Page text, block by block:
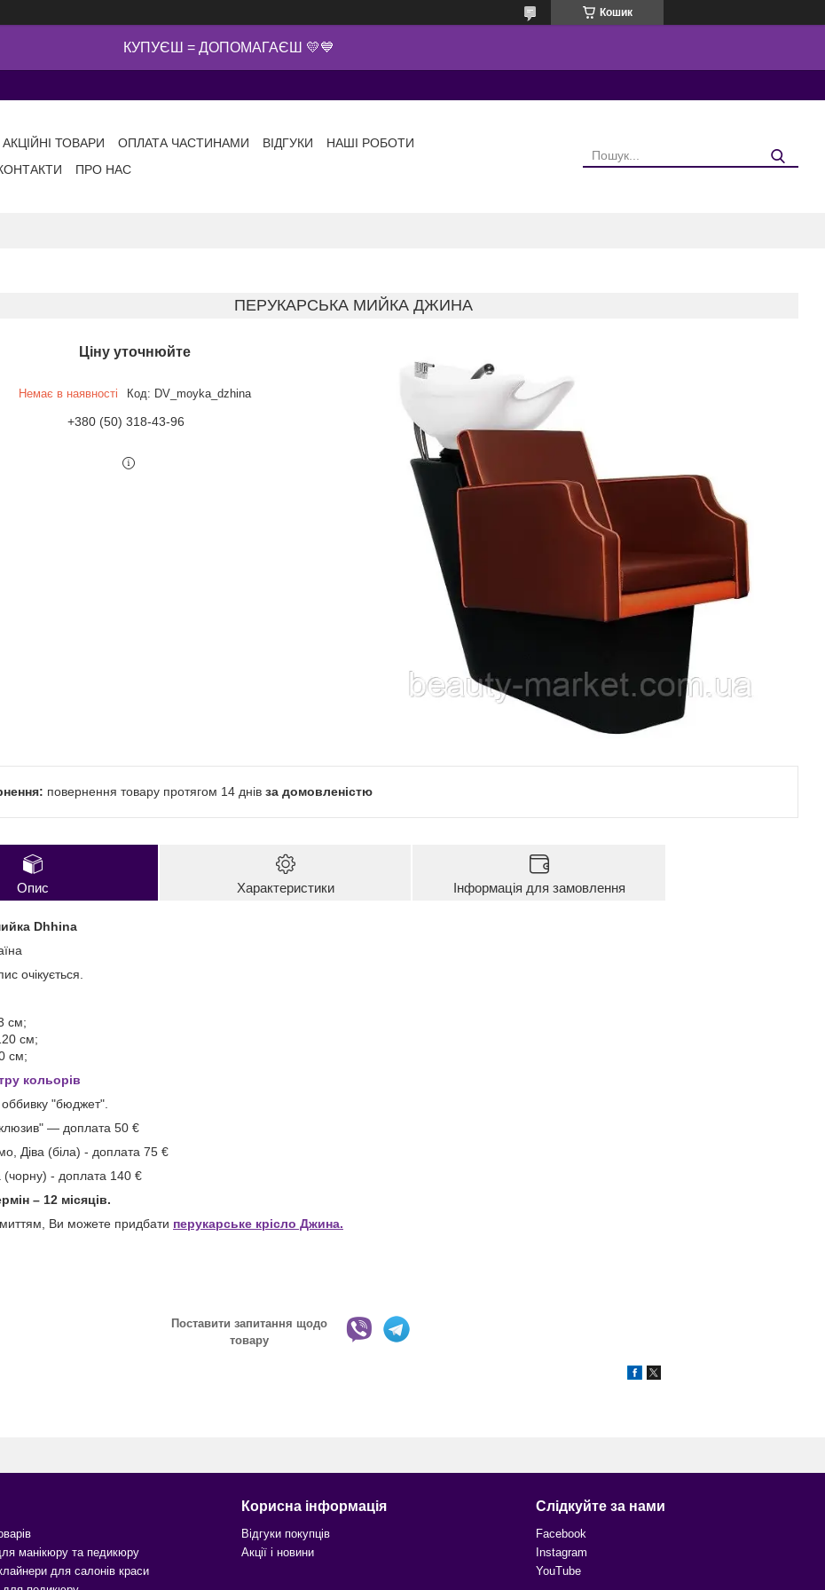
Кошик
КУПУЄШ = ДОПОМАГАЄШ 💛💙
АКЦІЙНІ ТОВАРИ ОПЛАТА ЧАСТИНАМИ ВІДГУКИ
НАШІ РОБОТИ
ПРО НАС
ПЕРУКАРСЬКА МИЙКА ДЖИНА
Ціну уточнюйте
Немає в наявності Код: DV_moyka_dzhina
+380 (50) 318-43-96
повернення товару протягом 14 днів за домовленістю
Опис Характеристики Інформація для замовлення
Dhhina
очікується.
см;
см;
см;
кольорів
"бюджет".
― доплата 50 €
Діва (біла) - доплата 75 €
(чорну) - доплата 140 €
– 12 місяців.
Ви можете придбати перукарське крісло Джина.
Поставити запитання щодо
товару
манікюру та педикюру
для салонів краси
Корисна інформація
Відгуки покупців
Акції і новини
Слідкуйте за нами
Facebook
Instagram
YouTube